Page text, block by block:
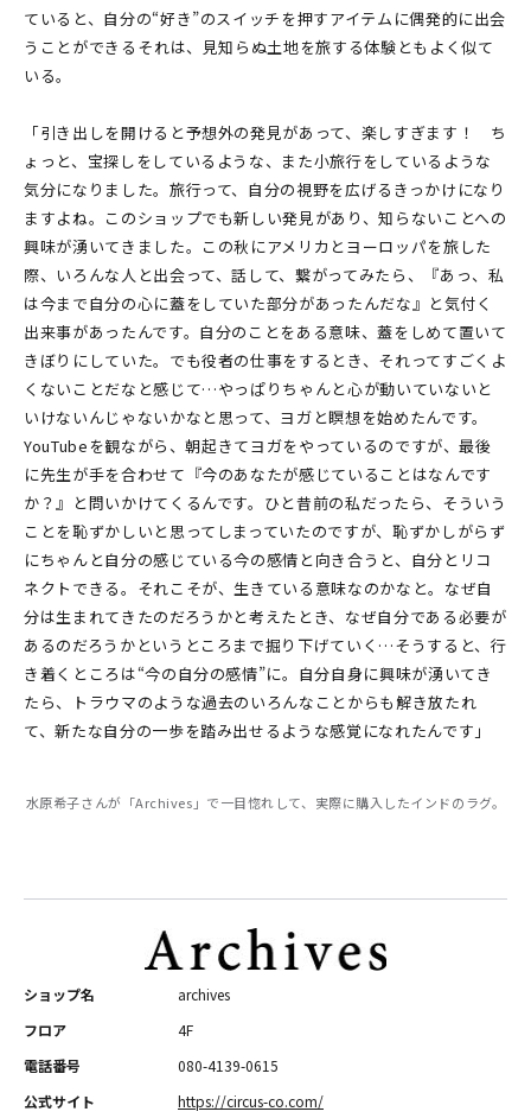
ていると、自分の“好き”のスイッチを押すアイテムに偶発的に出会
うことができる――それは、見知らぬ土地を旅する体験ともよく似て
いる。
「引き出しを開けると予想外の発見があって、楽しすぎます！ ち
ょっと、宝探しをしているような、また小旅行をしているような
気分になりました。旅行って、自分の視野を広げるきっかけになり
ますよね。このショップでも新しい発見があり、知らないことへの
興味が湧いてきました。この秋にアメリカとヨーロッパを旅した
際、いろんな人と出会って、話して、繋がってみたら、『あっ、私
は今まで自分の心に蓋をしていた部分があったんだな』と気付く
出来事があったんです。自分のことをある意味、蓋をしめて置いて
きぼりにしていた。でも役者の仕事をするとき、それってすごくよ
くないことだなと感じて…やっぱりちゃんと心が動いていないと
いけないんじゃないかなと思って、ヨガと瞑想を始めたんです。
YouTubeを観ながら、朝起きてヨガをやっているのですが、最後
に先生が手を合わせて『今のあなたが感じていることはなんです
か？』と問いかけてくるんです。ひと昔前の私だったら、そういう
ことを恥ずかしいと思ってしまっていたのですが、恥ずかしがらず
にちゃんと自分の感じている今の感情と向き合うと、自分とリコ
ネクトできる。それこそが、生きている意味なのかなと。なぜ自
分は生まれてきたのだろうかと考えたとき、なぜ自分である必要が
あるのだろうかというところまで掘り下げていく…そうすると、行
き着くところは“今の自分の感情”に。自分自身に興味が湧いてき
たら、トラウマのような過去のいろんなことからも解き放たれ
て、新たな自分の一歩を踏み出せるような感覚になれたんです」
水原希子さんが「Archives」で一目惚れして、実際に購入したインドのラグ。
ショップ名
archives
フロア
4F
電話番号
080-4139-0615
公式サイト
https://circus-co.com/